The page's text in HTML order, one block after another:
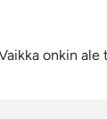
onkin